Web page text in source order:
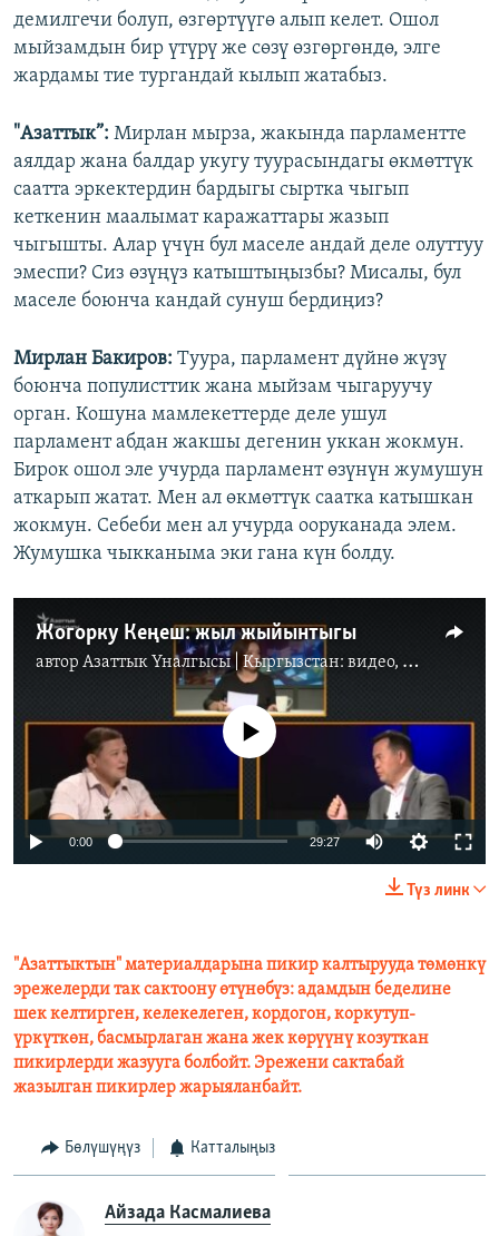
демилгечи болуп, өзгөртүүгө алып келет. Ошол
мыйзамдын бир үтүрү же сөзү өзгөргөндө, элге
жардамы тие тургандай кылып жатабыз.
"Азаттык”: Мирлан мырза, жакында парламентте
аялдар жана балдар укугу туурасындагы өкмөттүк
саатта эркектердин бардыгы сыртка чыгып
кеткенин маалымат каражаттары жазып
чыгышты. Алар үчүн бул маселе андай деле олуттуу
эмеспи? Сиз өзүңүз катыштыңызбы? Мисалы, бул
маселе боюнча кандай сунуш бердиңиз?
Мирлан Бакиров: Туура, парламент дүйнө жүзү
боюнча популисттик жана мыйзам чыгаруучу
орган. Кошуна мамлекеттерде деле ушул
парламент абдан жакшы дегенин уккан жокмун.
Бирок ошол эле учурда парламент өзүнүн жумушун
аткарып жатат. Мен ал өкмөттүк саатка катышкан
жокмун. Себеби мен ал учурда ооруканада элем.
Жумушка чыкканыма эки гана күн болду.
Жогорку Кеңеш: жыл жыйынтыгы
автор Азаттык Үналгысы | Кыргызстан: видео, фото, кабарлар
No media source currently available
0:00 29:27
Түз линк
"Азаттыктын" материалдарына пикир калтырууда төмөнкү
эрежелерди так сактоону өтүнөбүз: адамдын беделине
шек келтирген, келекелеген, кордогон, коркутуп-
үркүткөн, басмырлаган жана жек көрүүнү козуткан
пикирлерди жазууга болбойт. Эрежени сактабай
жазылган пикирлер жарыяланбайт.
Бөлүшүңүз Катталыңыз
Айзада Касмалиева